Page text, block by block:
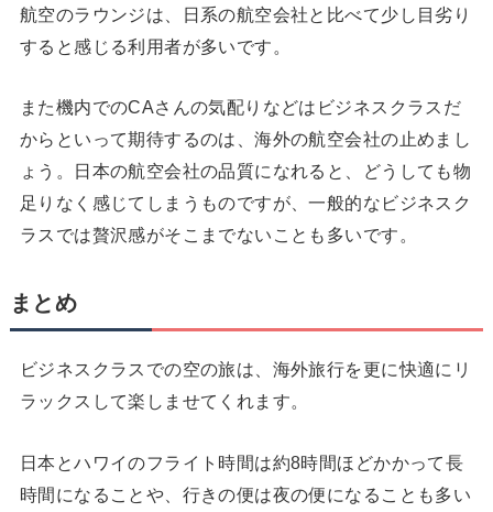
航空のラウンジは、日系の航空会社と比べて少し目劣り
すると感じる利用者が多いです。
また機内でのCAさんの気配りなどはビジネスクラスだ
からといって期待するのは、海外の航空会社の止めまし
ょう。日本の航空会社の品質になれると、どうしても物
足りなく感じてしまうものですが、一般的なビジネスク
ラスでは贅沢感がそこまでないことも多いです。
まとめ
ビジネスクラスでの空の旅は、海外旅行を更に快適にリ
ラックスして楽しませてくれます。
日本とハワイのフライト時間は約8時間ほどかかって長
時間になることや、行きの便は夜の便になることも多い